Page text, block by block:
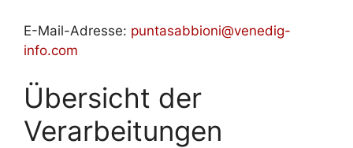
E-Mail-Adresse: puntasabbioni@venedig-
info.com
Übersicht der
Verarbeitungen